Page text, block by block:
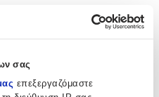
σας
επεξεργαζόμαστε